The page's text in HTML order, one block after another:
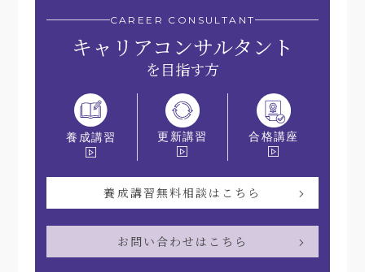
CAREER CONSULTANT
キャリアコンサルタント
を目指す方
養成講習 更新講習 合格講座
養成講習無料相談はこちら
お問い合わせはこちら